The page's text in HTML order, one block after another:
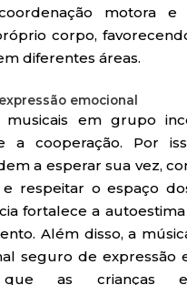
motora e
corpo,
diferentes áreas.
emocional
musicais em grupo
a cooperação. Por
a esperar sua vez,
respeitar o espaço
fortalece a
Além disso, a
seguro de expressão
as crianças